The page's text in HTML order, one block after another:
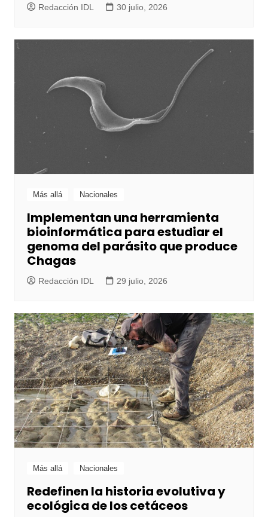
Redacción IDL 30 julio, 2026
Más allá Nacionales
Implementan una herramienta
bioinformática para estudiar el
genoma del parásito que produce
Chagas
Redacción IDL 29 julio, 2026
Más allá Nacionales
Redefinen la historia evolutiva y
ecológica de los cetáceos